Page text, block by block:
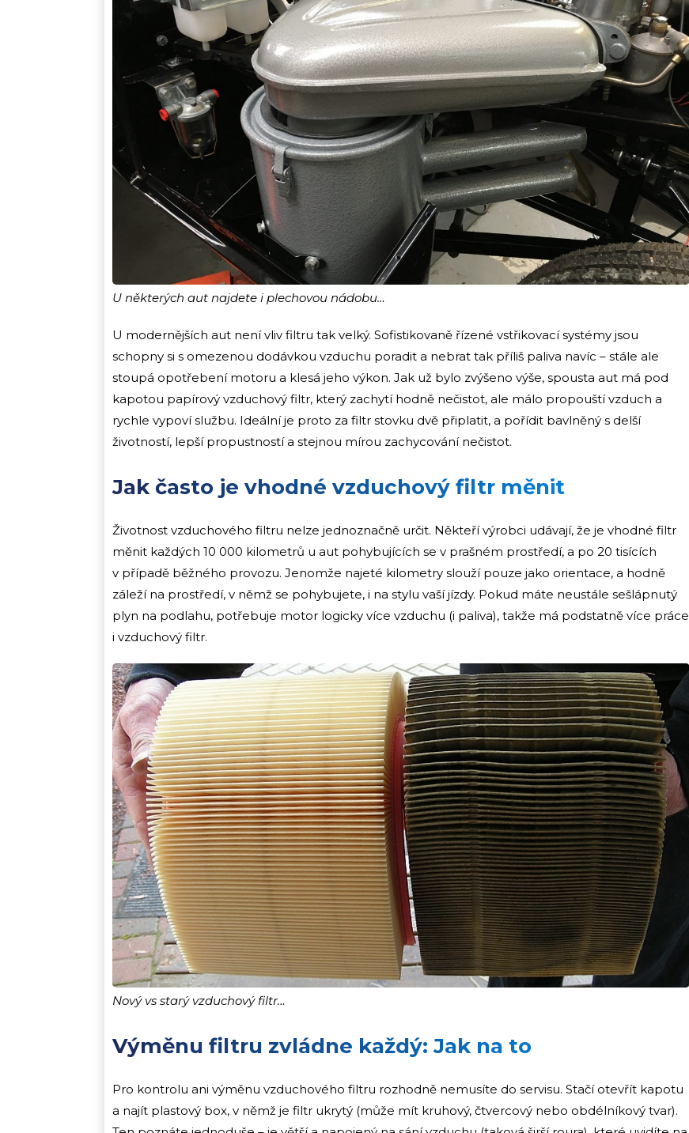
U některých aut najdete i plechovou nádobu…
U modernějších aut není vliv filtru tak velký. Sofistikovaně řízené vstřikovací systémy jsou
schopny si s omezenou dodávkou vzduchu poradit a nebrat tak příliš paliva navíc – stále ale
stoupá opotřebení motoru a klesá jeho výkon. Jak už bylo zvýšeno výše, spousta aut má pod
kapotou papírový vzduchový filtr, který zachytí hodně nečistot, ale málo propouští vzduch a
rychle vypoví službu. Ideální je proto za filtr stovku dvě připlatit, a pořídit bavlněný s delší
životností, lepší propustností a stejnou mírou zachycování nečistot.
Jak často je vhodné vzduchový filtr měnit
Životnost vzduchového filtru nelze jednoznačně určit. Někteří výrobci udávají, že je vhodné filtr
měnit každých 10 000 kilometrů u aut pohybujících se v prašném prostředí, a po 20 tisících
v případě běžného provozu. Jenomže najeté kilometry slouží pouze jako orientace, a hodně
záleží na prostředí, v němž se pohybujete, i na stylu vaší jízdy. Pokud máte neustále sešlápnutý
plyn na podlahu, potřebuje motor logicky více vzduchu (i paliva), takže má podstatně více práce
i vzduchový filtr.
Nový vs starý vzduchový filtr…
Výměnu filtru zvládne každý: Jak na to
Pro kontrolu ani výměnu vzduchového filtru rozhodně nemusíte do servisu. Stačí otevřít kapotu
a najít plastový box, v němž je filtr ukrytý (může mít kruhový, čtvercový nebo obdélníkový tvar).